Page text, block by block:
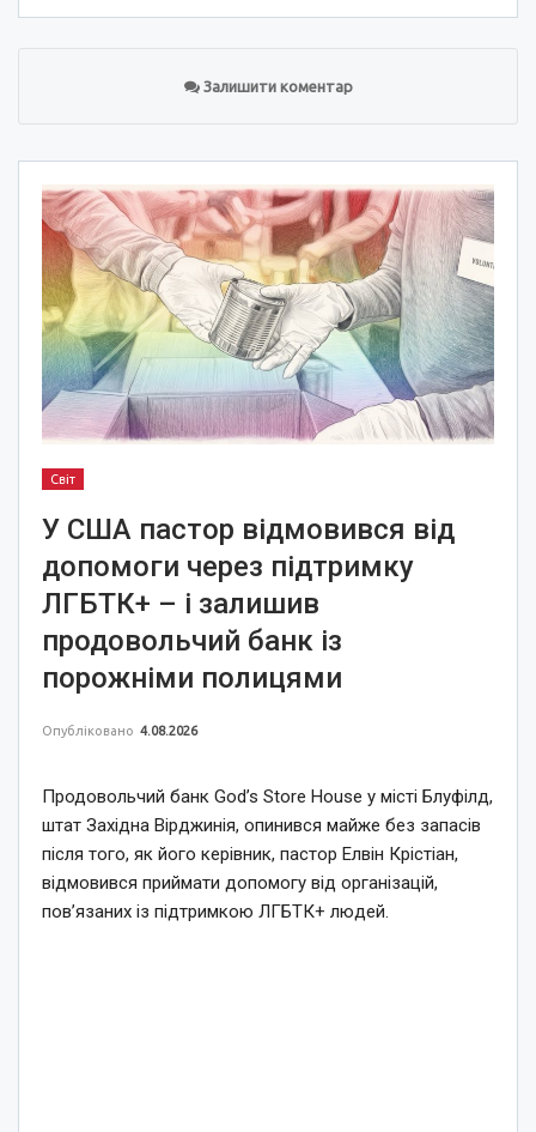
Залишити коментар
Світ
У США пастор відмовився від
допомоги через підтримку
ЛГБТК+ – і залишив
продовольчий банк із
порожніми полицями
Опубліковано 4.08.2026
Продовольчий банк God’s Store House у місті Блуфілд,
штат Західна Вірджинія, опинився майже без запасів
після того, як його керівник, пастор Елвін Крістіан,
відмовився приймати допомогу від організацій,
пов’язаних із підтримкою ЛГБТК+ людей.